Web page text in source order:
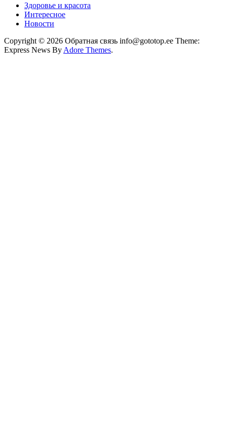
Здоровье и красота
Интересное
Новости
Copyright © 2026 Обратная связь info@gototop.ee Theme:
Express News By Adore Themes.